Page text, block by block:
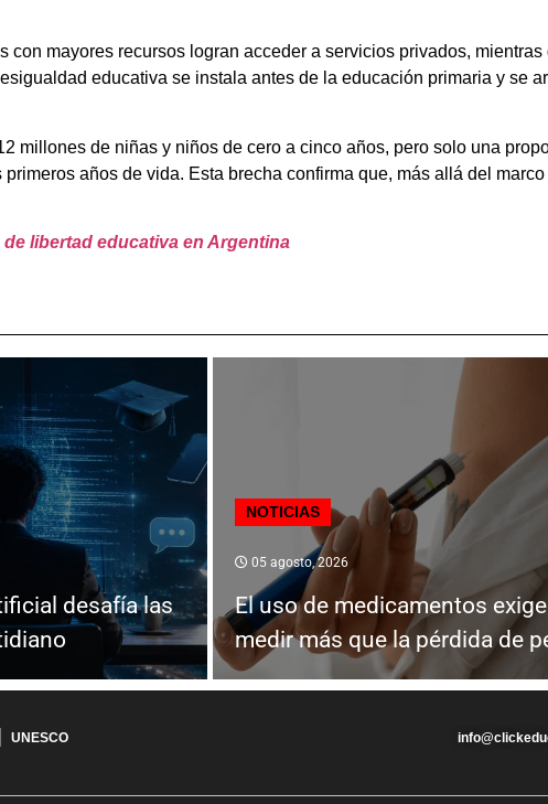
mayores recursos logran acceder a servicios privados, mientras
educativa se instala antes de la educación primaria y se
millones de niñas y niños de cero a cinco años, pero solo una
años de vida. Esta brecha confirma que, más allá del marco
libertad educativa en Argentina
desafía las
NOTICIAS
05 agosto, 2026
El uso de medicamentos exige
medir más que la pérdida de
UNESCO